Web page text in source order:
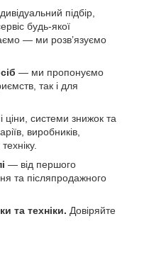
підбір,
будь-якої
— ми розв’язуємо
— ми пропонуємо
так і для
ціни, системи знижок та
виробників,
— від першого
та післяпродажного
та техніки. Довіряйте